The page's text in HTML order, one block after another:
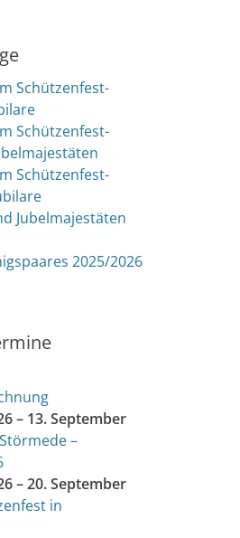
Schützenfest-
Schützenfest-
Schützenfest-
Jubelmajestäten
2025/2026
– 13. September
–
–20. September
in